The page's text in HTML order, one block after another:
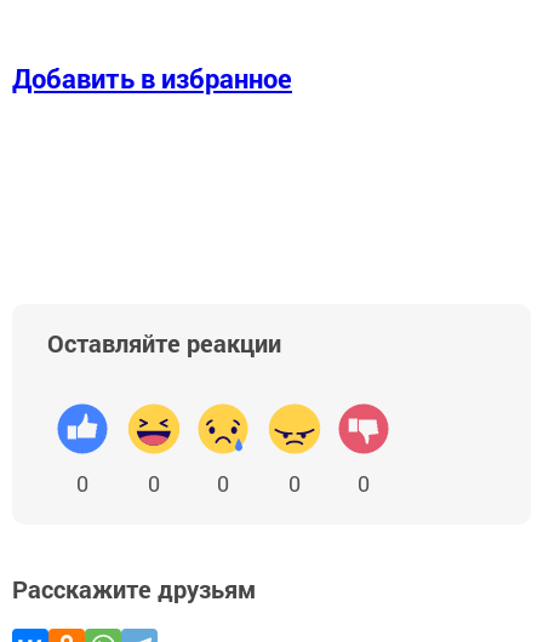
Добавить в избранное
Оставляйте реакции
0 0 0 0 0
Расскажите друзьям